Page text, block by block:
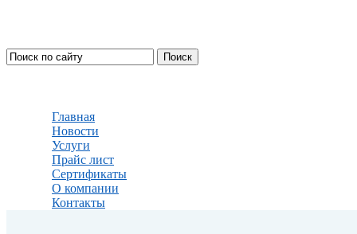
Главная
Новости
Услуги
Прайс лист
Сертификаты
О компании
Контакты